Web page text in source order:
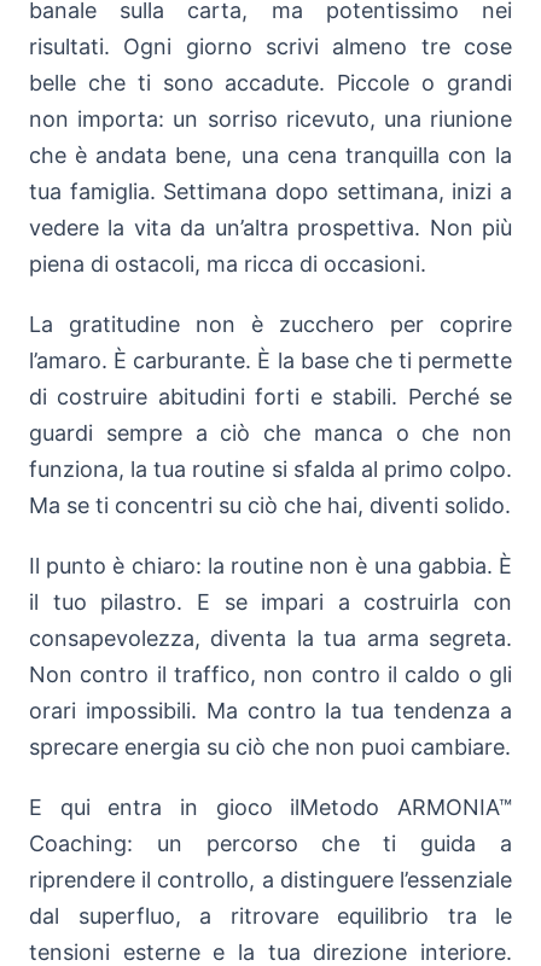
banale sulla carta, ma potentissimo nei
risultati. Ogni giorno scrivi almeno tre cose
belle che ti sono accadute. Piccole o grandi
non importa: un sorriso ricevuto, una riunione
che è andata bene, una cena tranquilla con la
tua famiglia. Settimana dopo settimana, inizi a
vedere la vita da un’altra prospettiva. Non più
piena di ostacoli, ma ricca di occasioni.
La gratitudine non è zucchero per coprire
l’amaro. È carburante. È la base che ti permette
di costruire abitudini forti e stabili. Perché se
guardi sempre a ciò che manca o che non
funziona, la tua routine si sfalda al primo colpo.
Ma se ti concentri su ciò che hai, diventi solido.
Il punto è chiaro: la routine non è una gabbia. È
il tuo pilastro. E se impari a costruirla con
consapevolezza, diventa la tua arma segreta.
Non contro il traffico, non contro il caldo o gli
orari impossibili. Ma contro la tua tendenza a
sprecare energia su ciò che non puoi cambiare.
E qui entra in gioco ilMetodo ARMONIA™
Coaching: un percorso che ti guida a
riprendere il controllo, a distinguere l’essenziale
dal superfluo, a ritrovare equilibrio tra le
tensioni esterne e la tua direzione interiore.